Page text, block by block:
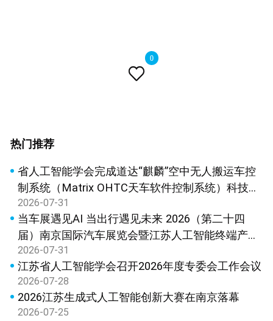

0
热门推荐
省人工智能学会完成道达“麒麟”空中无人搬运车控
制系统（Matrix OHTC天车软件控制系统）科技成
果鉴定
2026-07-31
当车展遇见AI 当出行遇见未来 2026（第二十四
届）南京国际汽车展览会暨江苏人工智能终端产品
展览会新闻发布会在宁召开
2026-07-31
江苏省人工智能学会召开2026年度专委会工作会议
2026-07-28
2026江苏生成式人工智能创新大赛在南京落幕
2026-07-25